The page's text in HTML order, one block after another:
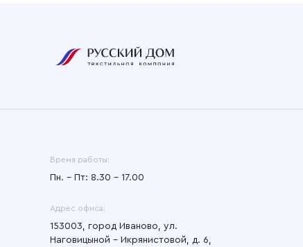
Время работы:
Пн. – Пт: 8.30 – 17.00
Адрес офиса:
153003, город Иваново, ул.
Наговицыной - Икрянистовой, д. 6,